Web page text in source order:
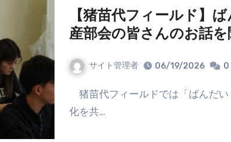
【猪苗代フィールド】
産部会の皆さんのお話を
サイト管理者 06/19/2026 0
猪苗代フィールドでは「ばんだいトマト」のブランド力強
化を共…